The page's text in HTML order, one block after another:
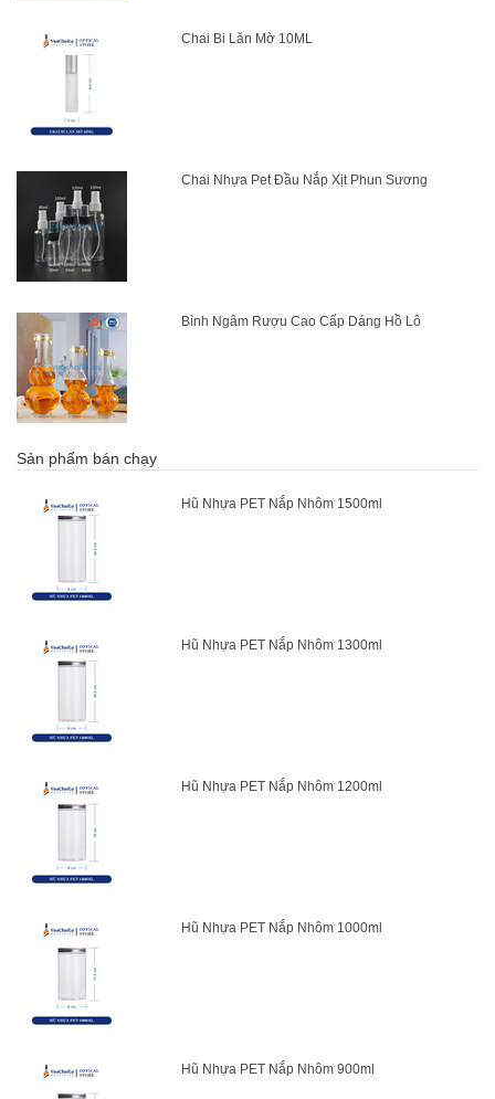
Chai Bi Lăn Mờ 10ML
Chai Nhựa Pet Đầu Nắp Xịt Phun Sương
Bình Ngâm Rượu Cao Cấp Dáng Hồ Lô
Sản phẩm bán chạy
Hũ Nhựa PET Nắp Nhôm 1500ml
Hũ Nhựa PET Nắp Nhôm 1300ml
Hũ Nhựa PET Nắp Nhôm 1200ml
Hũ Nhựa PET Nắp Nhôm 1000ml
Hũ Nhựa PET Nắp Nhôm 900ml